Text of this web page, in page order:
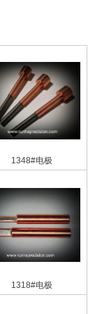
1348#电极
1318#电极